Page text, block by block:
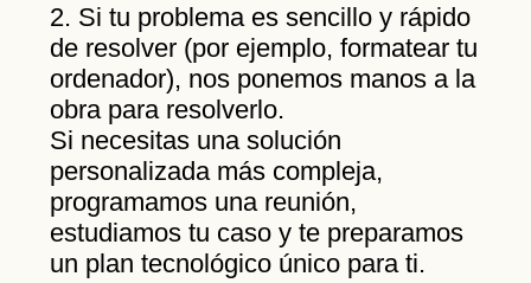
2. Si tu problema es sencillo y rápido
de resolver (por ejemplo, formatear tu
ordenador), nos ponemos manos a la
obra para resolverlo.
Si necesitas una solución
personalizada más compleja,
programamos una reunión,
estudiamos tu caso y te preparamos
un plan tecnológico único para ti.